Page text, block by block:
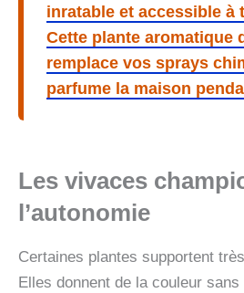
inratable et accessible à
Cette plante aromatique
remplace vos sprays
parfume la maison
Les vivaces
l’autonomie
Certaines plantes supportent
Elles donnent de la couleur